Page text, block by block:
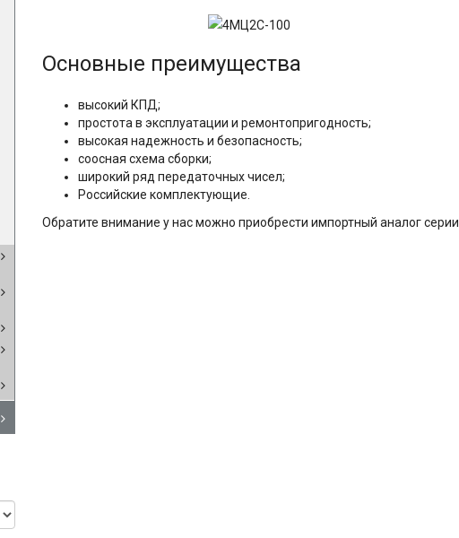
Основные преимущества
высокий КПД;
простота в эксплуатации и ремонтопригодность;
высокая надежность и безопасность;
соосная схема сборки;
широкий ряд передаточных чисел;
Российские комплектующие.
Обратите внимание у нас можно приобрести импортный аналог серии